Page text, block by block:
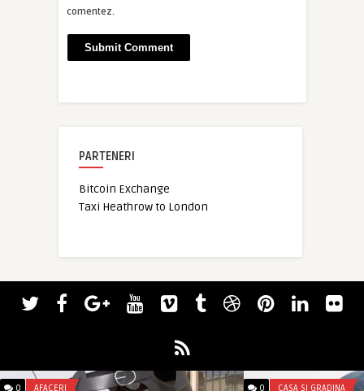
comentez.
PARTENERI
Bitcoin Exchange
Taxi Heathrow to London
0 AFACERI 0 CASA SI GRADINA